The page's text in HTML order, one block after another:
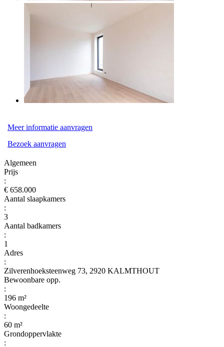
Meer informatie aanvragen
Bezoek aanvragen
Algemeen
Prijs
:
€ 658.000
Aantal slaapkamers
:
3
Aantal badkamers
:
1
Adres
:
Zilverenhoeksteenweg 73, 2920 KALMTHOUT
Bewoonbare opp.
:
196 m²
Woongedeelte
:
60 m²
Grondoppervlakte
: